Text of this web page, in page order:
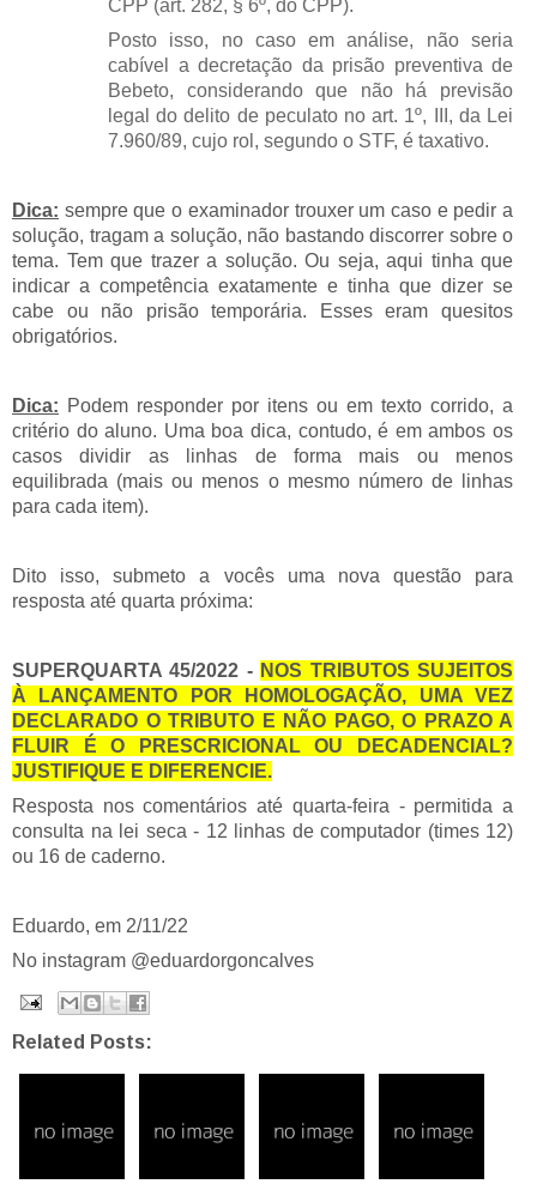
CPP (art. 282, § 6º, do CPP).
Posto isso, no caso em análise, não seria
cabível a decretação da prisão preventiva de
Bebeto, considerando que não há previsão
legal do delito de peculato no art. 1º, III, da Lei
7.960/89, cujo rol, segundo o STF, é taxativo.
Dica: sempre que o examinador trouxer um caso e pedir a
solução, tragam a solução, não bastando discorrer sobre o
tema. Tem que trazer a solução. Ou seja, aqui tinha que
indicar a competência exatamente e tinha que dizer se
cabe ou não prisão temporária. Esses eram quesitos
obrigatórios.
Dica: Podem responder por itens ou em texto corrido, a
critério do aluno. Uma boa dica, contudo, é em ambos os
casos dividir as linhas de forma mais ou menos
equilibrada (mais ou menos o mesmo número de linhas
para cada item).
Dito isso, submeto a vocês uma nova questão para
resposta até quarta próxima:
SUPERQUARTA 45/2022 - NOS TRIBUTOS SUJEITOS
À LANÇAMENTO POR HOMOLOGAÇÃO, UMA VEZ
DECLARADO O TRIBUTO E NÃO PAGO, O PRAZO A
FLUIR É O PRESCRICIONAL OU DECADENCIAL?
JUSTIFIQUE E DIFERENCIE.
Resposta nos comentários até quarta-feira - permitida a
consulta na lei seca - 12 linhas de computador (times 12)
ou 16 de caderno.
Eduardo, em 2/11/22
No instagram @eduardorgoncalves
Related Posts: